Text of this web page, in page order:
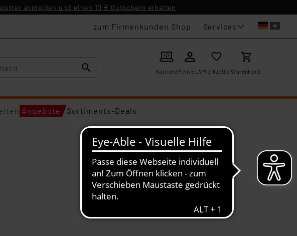
anmelden und einen 10 € Gutschein erhalten
zum Firmenkunden Shop Services
KarriereMein ELVMerkzettelWarenkorb
Angebote Sortiments-Deals